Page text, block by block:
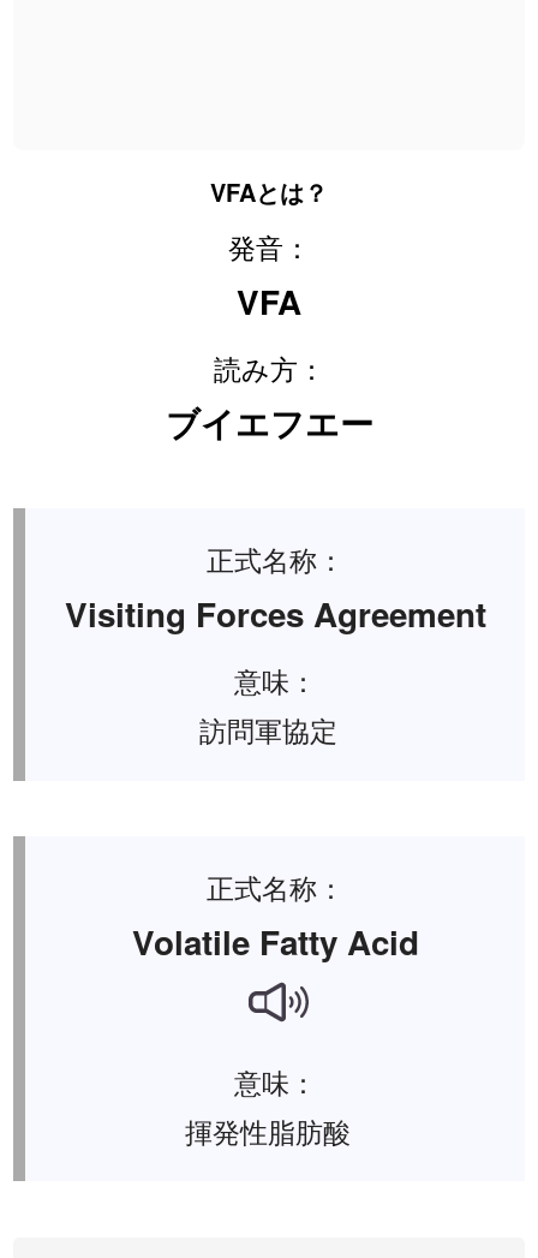
VFAとは？
発音：
VFA
読み方：
ブイエフエー
正式名称：
Visiting Forces Agreement
意味：
訪問軍協定
正式名称：
Volatile Fatty Acid
意味：
揮発性脂肪酸